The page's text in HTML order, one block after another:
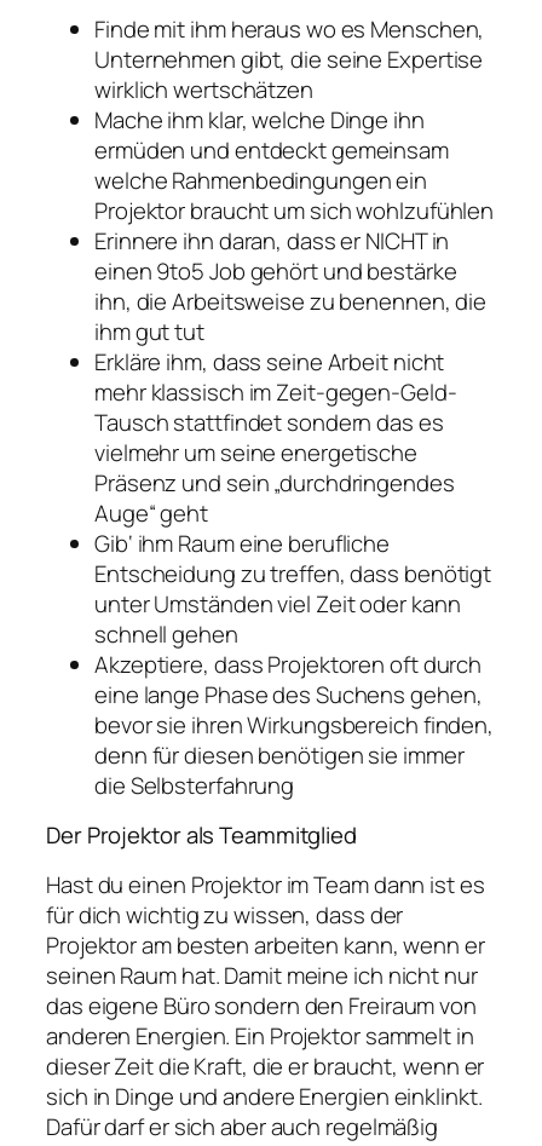
Finde mit ihm heraus wo es Menschen,
Unternehmen gibt, die seine Expertise
wirklich wertschätzen
Mache ihm klar, welche Dinge ihn
ermüden und entdeckt gemeinsam
welche Rahmenbedingungen ein
Projektor braucht um sich wohlzufühlen
Erinnere ihn daran, dass er NICHT in
einen 9to5 Job gehört und bestärke
ihn, die Arbeitsweise zu benennen, die
ihm gut tut
Erkläre ihm, dass seine Arbeit nicht
mehr klassisch im Zeit-gegen-Geld-
Tausch stattfindet sondern das es
vielmehr um seine energetische
Präsenz und sein „durchdringendes
Auge“ geht
Gib‘ ihm Raum eine berufliche
Entscheidung zu treffen, dass benötigt
unter Umständen viel Zeit oder kann
schnell gehen
Akzeptiere, dass Projektoren oft durch
eine lange Phase des Suchens gehen,
bevor sie ihren Wirkungsbereich finden,
denn für diesen benötigen sie immer
die Selbsterfahrung
Der Projektor als Teammitglied
Hast du einen Projektor im Team dann ist es
für dich wichtig zu wissen, dass der
Projektor am besten arbeiten kann, wenn er
seinen Raum hat. Damit meine ich nicht nur
das eigene Büro sondern den Freiraum von
anderen Energien. Ein Projektor sammelt in
dieser Zeit die Kraft, die er braucht, wenn er
sich in Dinge und andere Energien einklinkt.
Dafür darf er sich aber auch regelmäßig